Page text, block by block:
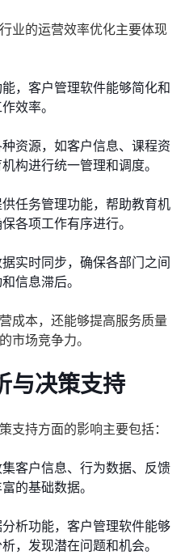
业的运营效率优化主要体现
，客户管理软件能够简化和
效率。
资源，如客户信息、课程资
构进行统一管理和调度。
任务管理功能，帮助教育机
各项工作有序进行。
实时同步，确保各部门之间
信息滞后。
成本，还能够提高服务质量
市场竞争力。
与决策支持
支持方面的影响主要包括：
客户信息、行为数据、反馈
的基础数据。
析功能，客户管理软件能够
，发现潜在问题和机会。